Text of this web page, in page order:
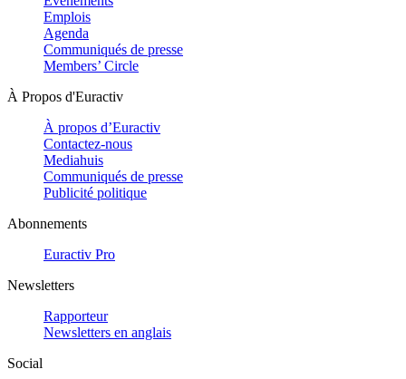
Emplois
Agenda
Communiqués de presse
Members’ Circle
À Propos d'Euractiv
À propos d’Euractiv
Contactez-nous
Mediahuis
Communiqués de presse
Publicité politique
Abonnements
Euractiv Pro
Newsletters
Rapporteur
Newsletters en anglais
Social